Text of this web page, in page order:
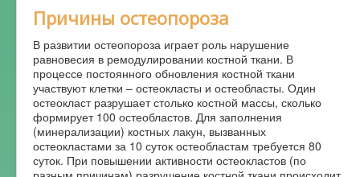
Причины остеопороза
В развитии остеопороза играет роль нарушение
равновесия в ремодулировании костной ткани. В
процессе постоянного обновления костной ткани
участвуют клетки – остеокласты и остеобласты. Один
остеокласт разрушает столько костной массы, сколько
формирует 100 остеобластов. Для заполнения
(минерализации) костных лакун, вызванных
остеокластами за 10 суток остеобластам требуется 80
суток. При повышении активности остеокластов (по